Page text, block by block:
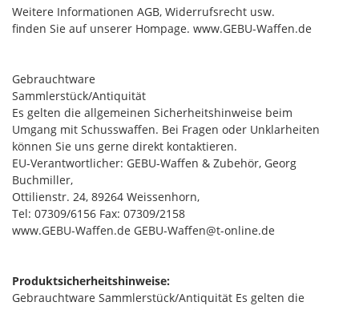
Weitere Informationen AGB, Widerrufsrecht usw.
finden Sie auf unserer Hompage. www.GEBU-Waffen.de
Gebrauchtware
Sammlerstück/Antiquität
Es gelten die allgemeinen Sicherheitshinweise beim
Umgang mit Schusswaffen. Bei Fragen oder Unklarheiten
können Sie uns gerne direkt kontaktieren.
EU-Verantwortlicher: GEBU-Waffen & Zubehör, Georg
Buchmiller,
Ottilienstr. 24, 89264 Weissenhorn,
Tel: 07309/6156 Fax: 07309/2158
www.GEBU-Waffen.de GEBU-Waffen@t-online.de
Produktsicherheitshinweise:
Gebrauchtware Sammlerstück/Antiquität Es gelten die